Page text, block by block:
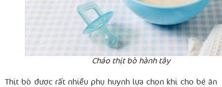
Cháo thịt bò hành tây
Thịt bò được rất nhiều phụ huynh lựa chọn khi cho bé ăn